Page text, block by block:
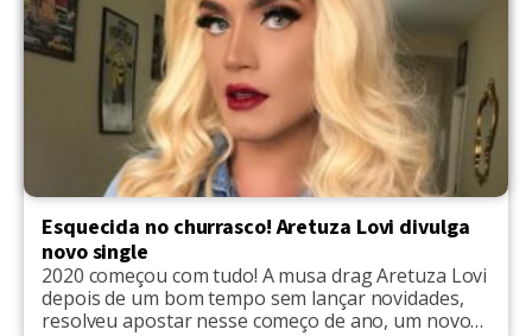
Esquecida no churrasco! Aretuza Lovi divulga
novo single
2020 começou com tudo! A musa drag Aretuza Lovi
depois de um bom tempo sem lançar novidades,
resolveu apostar nesse começo de ano, um novo